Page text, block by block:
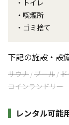
・トイレ
・喫煙所
・ゴミ捨て
下記の施設・設
サウナ /プール /
コインランドリー
レンタル可能